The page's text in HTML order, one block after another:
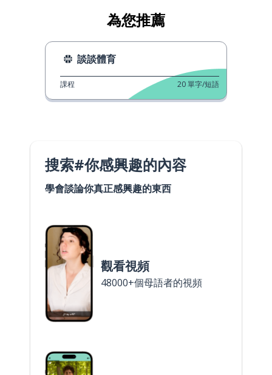
為您推薦
談談體育
課程 20單字/短語
搜索#你感興趣的內容
學會談論你真正感興趣的東西
觀看視頻
48000+個母語者的視頻